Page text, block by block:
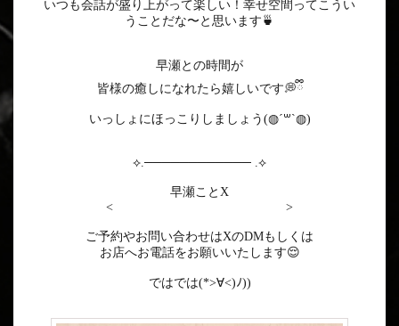
いつも会話が盛り上がって楽しい！幸せ空間ってこうい
うことだな〜と思います🍵
早瀬との時間が
皆様の癒しになれたら嬉しいです💭ྀི
いっしょにほっこりしましょう(◍︎´꒳`◍︎)
⟡.──────────── .⟡
早瀬ことX
<
>
ご予約やお問い合わせはXのDMもしくは
お店へお電話をお願いいたします😌
ではでは(*>∀<)ﾉ))